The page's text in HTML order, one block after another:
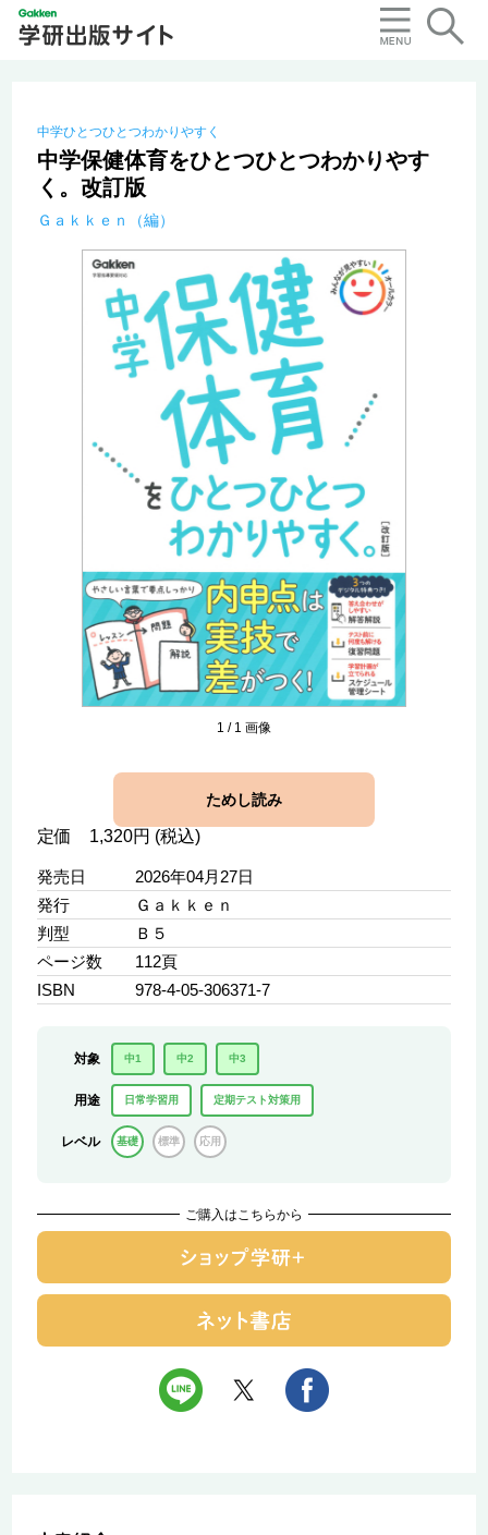
中学ひとつひとつわかりやすく
中学保健体育をひとつひとつわかりやす
く。改訂版
Ｇａｋｋｅｎ（編）
1 / 1 画像
ためし読み
定価 1,320円 (税込)
発売日
2026年04月27日
発行
Ｇａｋｋｅｎ
判型
Ｂ５
ページ数
112頁
ISBN
978-4-05-306371-7
対象 中1 中2 中3
用途 日常学習用 定期テスト対策用
レベル 基礎 標準 応用
ご購入はこちらから